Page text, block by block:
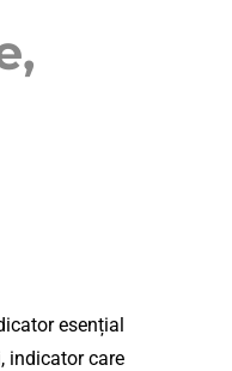
esențial
indicator care